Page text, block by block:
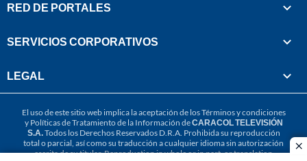
RED DE PORTALES
SERVICIOS CORPORATIVOS
LEGAL
El uso de este sitio web implica la aceptación de losTérminos y condiciones
y Políticas de Tratamiento de la Información deCARACOL TELEVISIÓN
S.A.Todos los Derechos Reservados D.R.A. Prohibida su reproducción
total o parcial, así como su traducción a cualquier idioma sin autorización
escrita de su titular. Reproduction in whole or in part, or translation